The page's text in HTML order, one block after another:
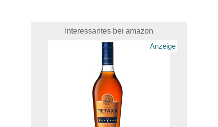
Interessantes bei amazon
Anzeige